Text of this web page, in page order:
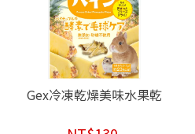
Gex冷凍乾燥美味水果乾